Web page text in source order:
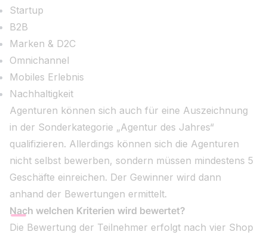
Startup
B2B
Marken & D2C
Omnichannel
Mobiles Erlebnis
Nachhaltigkeit
Agenturen können sich auch für eine Auszeichnung
in der Sonderkategorie „Agentur des Jahres“
qualifizieren. Allerdings können sich die Agenturen
nicht selbst bewerben, sondern müssen mindestens 5
Geschäfte einreichen. Der Gewinner wird dann
anhand der Bewertungen ermittelt.
Nach welchen Kriterien wird bewertet?
Die Bewertung der Teilnehmer erfolgt nach vier Shop